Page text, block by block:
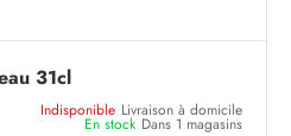
31cl
Indisponible Livraison à domicile
En stock Dans 1 magasins